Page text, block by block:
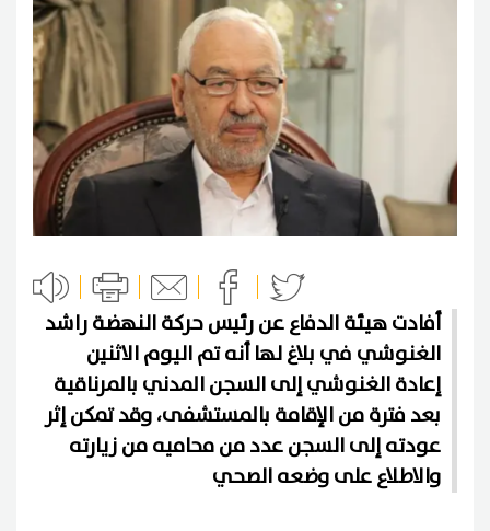
أفادت هيئة الدفاع عن رئيس حركة النهضة راشد
الغنوشي في بلاغ لها أنه تم اليوم الاثنين
إعادة الغنوشي إلى السجن المدني بالمرناقية
بعد فترة من الإقامة بالمستشفى، وقد تمكن إثر
عودته إلى السجن عدد من محاميه من زيارته
والاطلاع على وضعه الصحي